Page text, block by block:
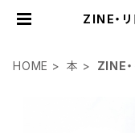
ZINE・
HOME 本 ZINE